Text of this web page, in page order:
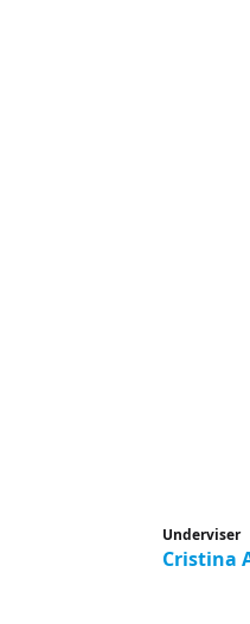
Underviser
Cristina